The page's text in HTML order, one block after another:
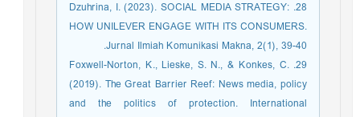
28. Dzuhrina, I. (2023). SOCIAL MEDIA STRATEGY:
HOW UNILEVER ENGAGE WITH ITS CONSUMERS.
Jurnal Ilmiah Komunikasi Makna, 2(1), 39-40.
29. Foxwell-Norton, K., Lieske, S. N., & Konkes, C.
(2019). The Great Barrier Reef: News media, policy
and the politics of protection. International